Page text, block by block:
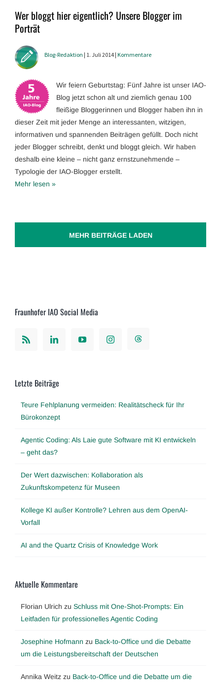
Wer bloggt hier eigentlich? Unsere Blogger im
Porträt
Blog-Redaktion | 1. Juli 2014 | Kommentare
Wir feiern Geburtstag: Fünf Jahre ist unser IAO-
Blog jetzt schon alt und ziemlich genau 100
fleißige Bloggerinnen und Blogger haben ihn in
dieser Zeit mit jeder Menge an interessanten, witzigen,
informativen und spannenden Beiträgen gefüllt. Doch nicht
jeder Blogger schreibt, denkt und bloggt gleich. Wir haben
deshalb eine kleine – nicht ganz ernstzunehmende –
Typologie der IAO-Blogger erstellt.
Mehr lesen »
MEHR BEITRÄGE LADEN
Fraunhofer IAO Social Media
Letzte Beiträge
Teure Fehlplanung vermeiden: Realitätscheck für Ihr
Bürokonzept
Agentic Coding: Als Laie gute Software mit KI entwickeln
– geht das?
Der Wert dazwischen: Kollaboration als
Zukunftskompetenz für Museen
Kollege KI außer Kontrolle? Lehren aus dem OpenAI-
Vorfall
AI and the Quartz Crisis of Knowledge Work
Aktuelle Kommentare
Florian Ulrich zu Schluss mit One-Shot-Prompts: Ein
Leitfaden für professionelles Agentic Coding
Josephine Hofmann zu Back-to-Office und die Debatte
um die Leistungsbereitschaft der Deutschen
Annika Weitz zu Back-to-Office und die Debatte um die